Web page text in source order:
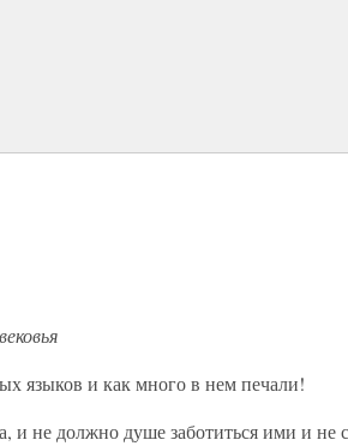
языков и как много в нем печали!
и не должно душе заботиться ими и не